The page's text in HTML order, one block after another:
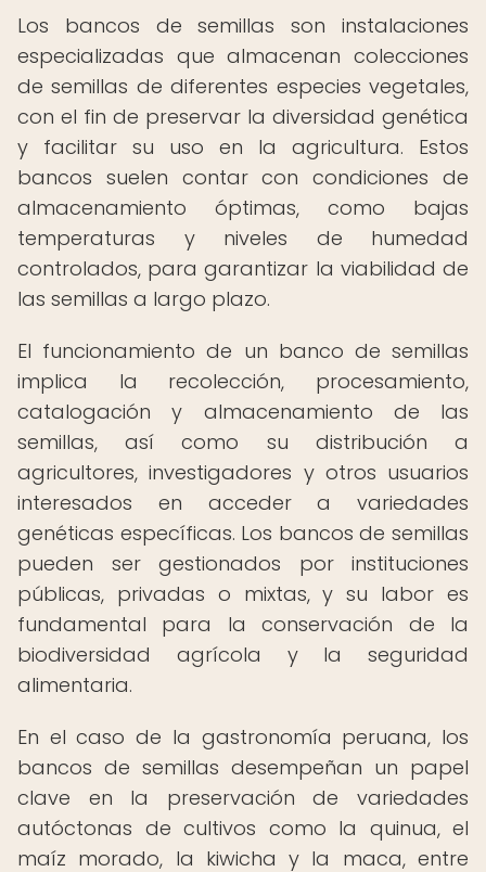
Los bancos de semillas son instalaciones
especializadas que almacenan colecciones
de semillas de diferentes especies vegetales,
con el fin de preservar la diversidad genética
y facilitar su uso en la agricultura. Estos
bancos suelen contar con condiciones de
almacenamiento óptimas, como bajas
temperaturas y niveles de humedad
controlados, para garantizar la viabilidad de
las semillas a largo plazo.
El funcionamiento de un banco de semillas
implica la recolección, procesamiento,
catalogación y almacenamiento de las
semillas, así como su distribución a
agricultores, investigadores y otros usuarios
interesados en acceder a variedades
genéticas específicas. Los bancos de semillas
pueden ser gestionados por instituciones
públicas, privadas o mixtas, y su labor es
fundamental para la conservación de la
biodiversidad agrícola y la seguridad
alimentaria.
En el caso de la gastronomía peruana, los
bancos de semillas desempeñan un papel
clave en la preservación de variedades
autóctonas de cultivos como la quinua, el
maíz morado, la kiwicha y la maca, entre